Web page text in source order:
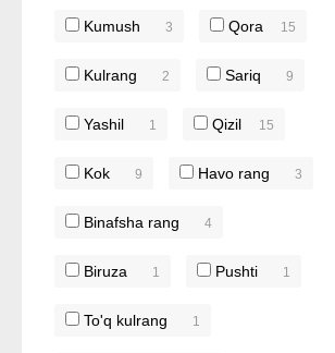
Kumush 3 Qora 15
Kulrang 2 Sariq 9
Yashil 1 Qizil 15
Kok 9 Havo rang 3
Binafsha rang 4
Biruza 1 Pushti 1
To'q kulrang 1